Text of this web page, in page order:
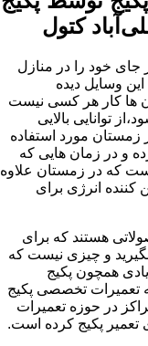
کتول
جای خود را در منازل
وسایل دیده
ها کار هر کسی نیست
توانایی بالایی
زمستان مورد استفاده
و در زمان هایی که
که در زمستان علاوه
کننده انرژی برای
هستند که برای
و چیزی نیست که
همچون پکیج
تعمیرات تخصصی پکیج
در حوزه تعمیرات
تعمیر پکیج کرده است.